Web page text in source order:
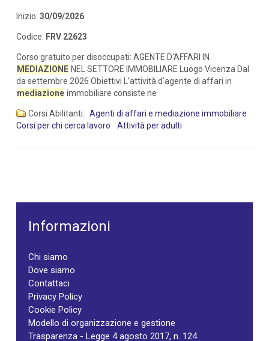
Inizio: 30/09/2026
Codice: FRV 22623
Corso gratuito per disoccupati: AGENTE D'AFFARI IN
MEDIAZIONE NEL SETTORE IMMOBILIARE Luogo Vicenza Dal
da settembre 2026 Obiettivi L’attività d'agente di affari in
mediazione immobiliare consiste ne
Corsi Abilitanti: Agenti di affari e mediazione immobiliare
Corsi per chi cerca lavoro
Attività per adulti
Informazioni
Chi siamo
Dove siamo
Contattaci
Privacy Policy
Cookie Policy
Modello di organizzazione e gestione
Trasparenza - Legge 4 agosto 2017, n. 124